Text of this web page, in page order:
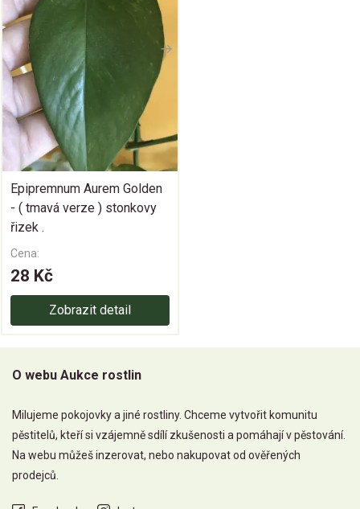
Epipremnum Aurem Golden
- ( tmavá verze ) stonkovy
řizek .
Cena:
28 Kč
Zobrazit detail
O webu Aukce rostlin
Milujeme pokojovky a jiné rostliny. Chceme vytvořit komunitu
pěstitelů, kteří si vzájemně sdílí zkušenosti a pomáhají v pěstování.
Na webu můžeš inzerovat, nebo nakupovat od ověřených
prodejců.